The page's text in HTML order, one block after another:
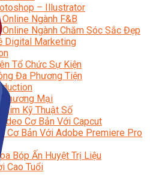
– Illustrator
Online Ngành F&B
Online Ngành Chăm Sóc Sắc Đẹp
Digital Marketing
Tổ Chức Sự Kiện
Đa Phương Tiện
Thương Mại
Kỹ Thuật Số
Cơ Bản Với Capcut
Cơ Bản Với Adobe Premiere Pro
Bóp Ấn Huyệt Trị Liệu
Cao Tuổi